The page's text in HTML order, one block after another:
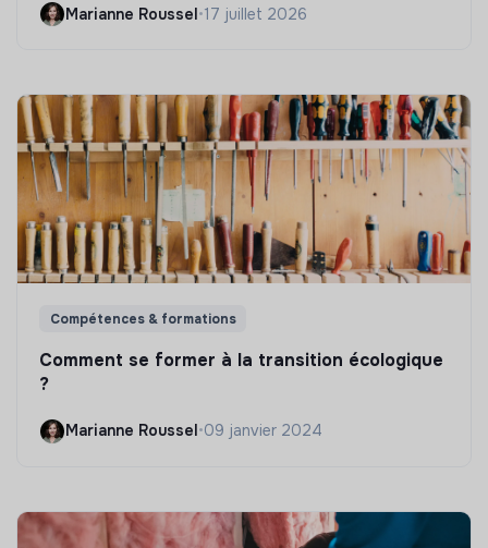
Marianne Roussel•17 juillet 2026
Compétences & formations
Comment se former à la transition écologique
?
Marianne Roussel •09 janvier 2024